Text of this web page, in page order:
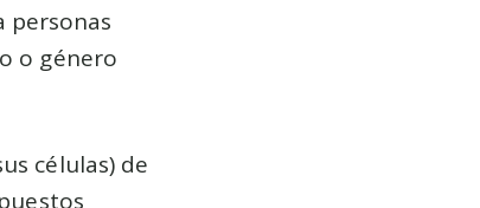
personas
o género
células) de